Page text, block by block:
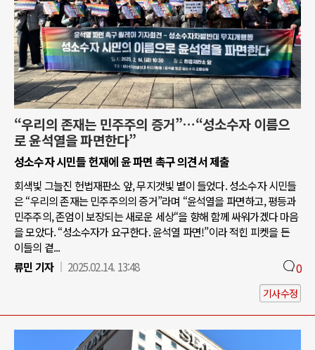
“우리의 존재는 민주주의 증거”…“성소수자 이름으
로 윤석열을 파면한다”
성소수자 시민들 헌재에 윤 파면 촉구 의견서 제출
회색빛 그늘진 헌법재판소 앞, 무지갯빛 볕이 들었다. 성소수자 시민들
은 “우리의 존재는 민주주의의 증거”라며 “윤석열을 파면하고, 평등과
민주주의, 존엄이 보장되는 새로운 세상“을 향해 함께 싸워가겠다 마음
을 모았다. “성소수자가 요구한다. 윤석열 파면!”이라 적힌 피켓을 든
이들의 곁...
류민 기자
2025.02.14. 13:48 0
기사수정